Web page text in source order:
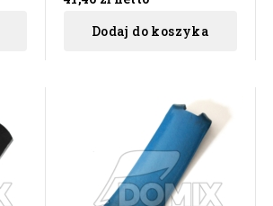
Dodaj do koszyka